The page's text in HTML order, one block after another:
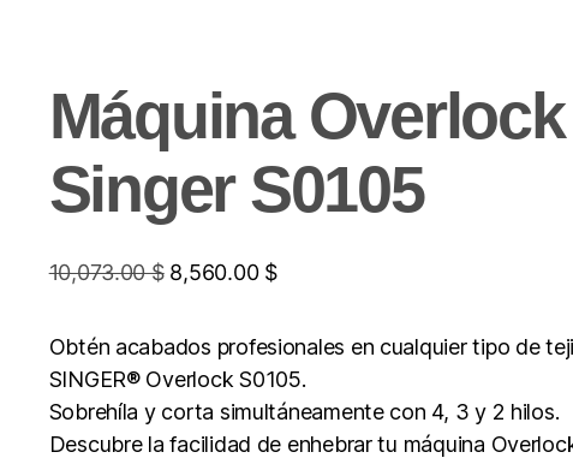
Máquina Overlock
Singer S0105
10,073.00$ 8,560.00 $
Obtén acabados profesionales en cualquier tipo de
SINGER® Overlock S0105.
Sobrehíla y corta simultáneamente con 4, 3 y 2 hilos.
Descubre la facilidad de enhebrar tu máquina